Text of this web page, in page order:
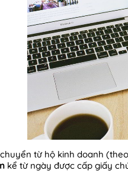
từ hộ kinh doanh
kể từ ngày được cấp giấy